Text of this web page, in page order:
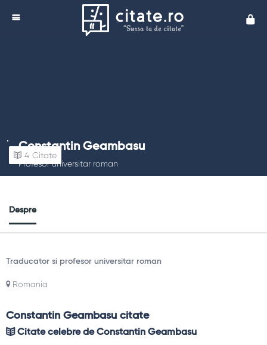
Constantin Geambasu
Profesor universitar roman
4 Citate
Despre
Traducator si profesor universitar roman
Romania
Constantin Geambasu citate
Citate celebre de Constantin Geambasu